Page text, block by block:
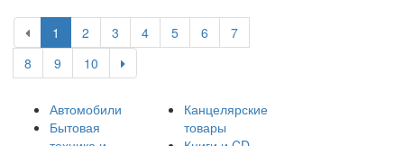
1 2 3 4 5 6
7
8
9 10
Автомобили
Бытовая
Канцелярские
товары